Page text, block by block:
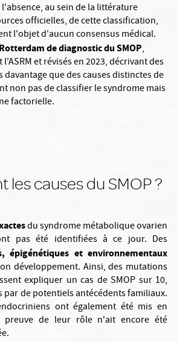
au sein de la littérature
officielles, de cette classification,
l'objet d'aucun consensus médical.
de diagnostic du SMOP,
et révisés en 2023, décrivant des
que des causes distinctes de
non pas de classifier le syndrome mais
factorielle.
les causes du SMOP ?
du syndrome métabolique ovarien
pas été identifiées à ce jour. Des
épigénétiques et environnementaux
développement. Ainsi, des mutations
expliquer un cas de SMOP sur 10,
par de potentiels antécédents familiaux.
ont également été mis en
preuve de leur rôle n'ait encore été